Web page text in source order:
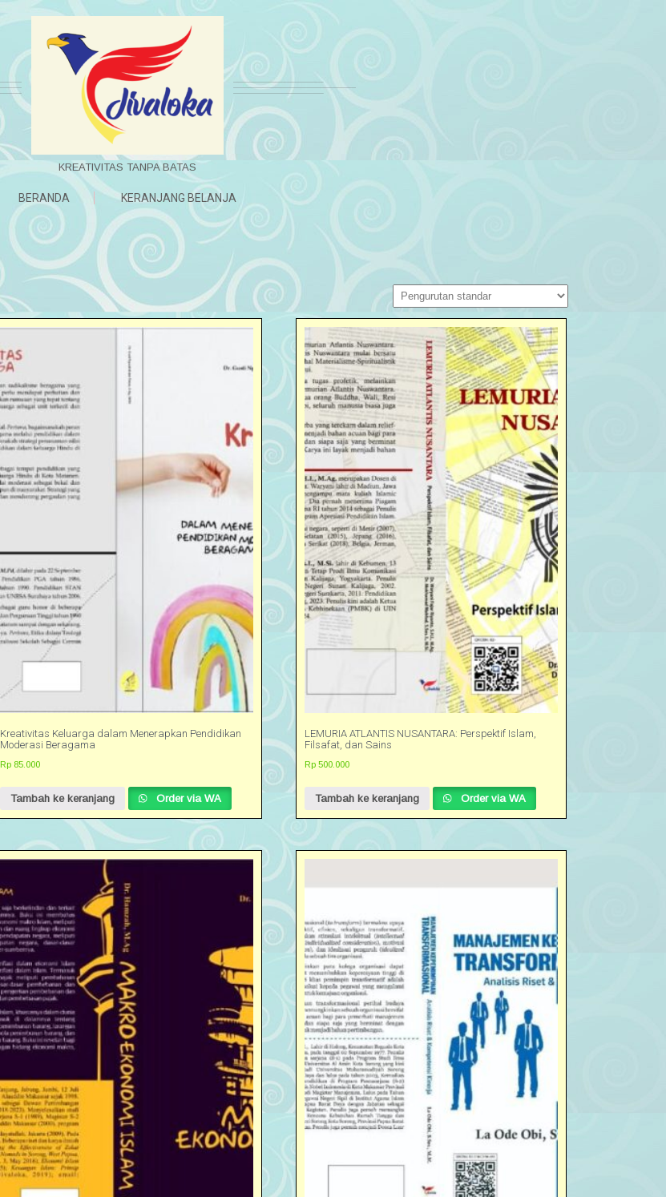
KREATIVITAS TANPA BATAS
BERANDA KERANJANG BELANJA
Kreativitas Keluarga dalam Menerapkan Pendidikan
Moderasi Beragama
Rp 85.000
Tambah ke keranjang Order via WA
LEMURIA ATLANTIS NUSANTARA: Perspektif Islam,
Filsafat, dan Sains
Rp 500.000
Tambah ke keranjang Order via WA